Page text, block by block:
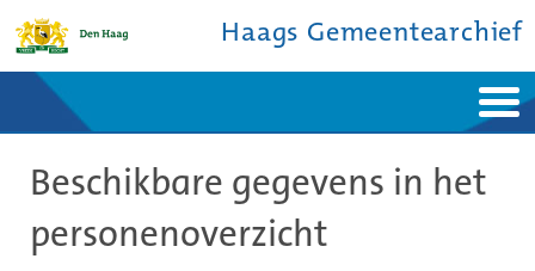
Haags Gemeentearchief
Ontdek de stad
De studiezaal
Bronnen en collecties
Contact
Beschikbare gegevens in het
personenoverzicht